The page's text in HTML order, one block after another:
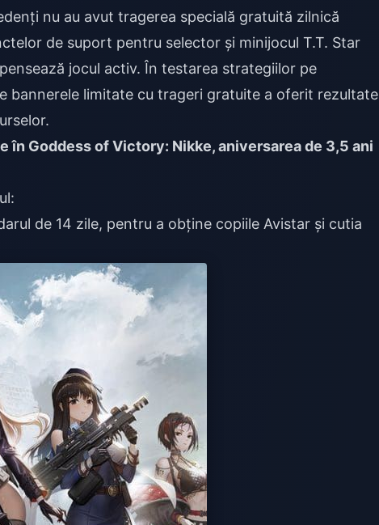
nu au avut tragerea specială gratuită zilnică
de suport pentru selector și minijocul T.T. Star
jocul activ. În testarea strategiilor pe
bannerele limitate cu trageri gratuite a oferit rezultate
Goddess of Victory: Nikke, aniversarea de 3,5 ani
de 14 zile, pentru a obține copiile Avistar și cutia